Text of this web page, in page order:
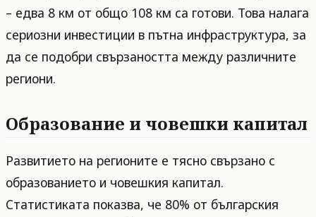
– едва 8 км от общо 108 км са готови. Това налага
сериозни инвестиции в пътна инфраструктура, за
да се подобри свързаността между различните
региони.
Образование и човешки капитал
Развитието на регионите е тясно свързано с
образованието и човешкия капитал.
Статистиката показва, че 80% от българския